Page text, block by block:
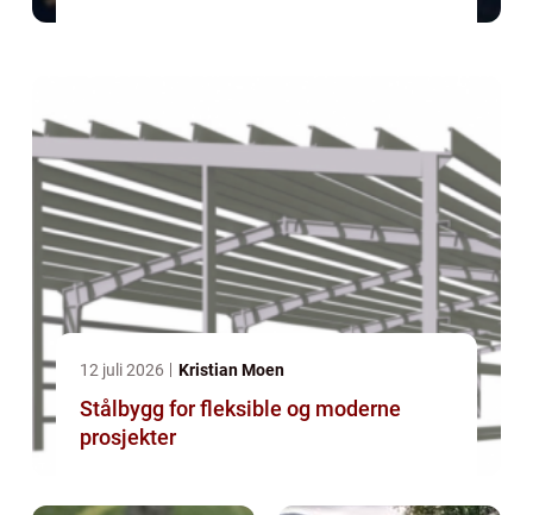
12 juli 2026 Kristian Moen
Stålbygg for fleksible og moderne
prosjekter